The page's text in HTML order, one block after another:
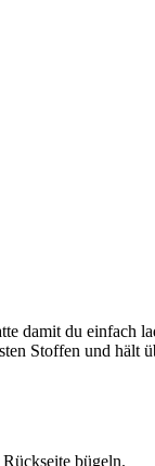
damit du einfach
Stoffen und hält
bügeln.